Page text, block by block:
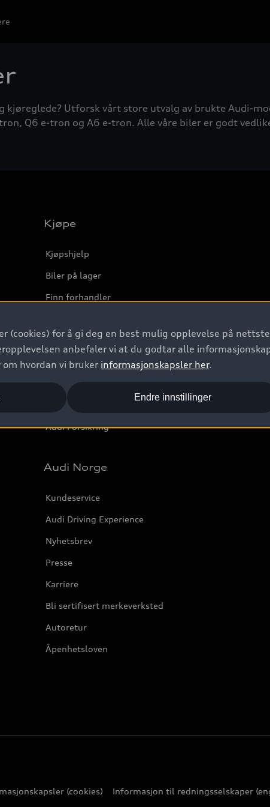
Utforsk vårt store utvalg av brukte Audi-
Q6 e-tron og A6 e-tron. Alle våre biler er godt
Kjøpe
Kjøpshjelp
Biler på lager
Finn forhandler
Kontakt forhandler
Prislister
Leasing
Bilgarantier
Audi Forsikring
Audi Norge
Kundeservice
Audi Driving Experience
Nyhetsbrev
Presse
Karriere
Bli sertifisert merkeverksted
Autoretur
Åpenhetsloven
(cookies) Informasjon til redningsselskaper
(cookies) for å gi deg en best mulig opplevelse på
anbefaler vi at du godtar alle
hvordan vi bruker informasjonskapsler her.
Endre innstillinger